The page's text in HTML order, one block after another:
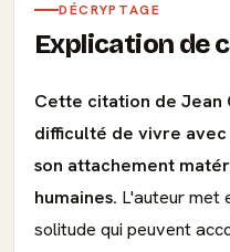
DÉCRYPTAGE
Explication de
Cette citation de Jean
difficulté de vivre
son attachement
humaines. L'auteur met
solitude qui peuvent